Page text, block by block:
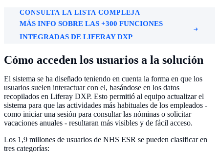
CONSULTA LA LISTA COMPLEJA
MÁS INFO SOBRE LAS +300 FUNCIONES
INTEGRADAS DE LIFERAY DXP
Cómo acceden los usuarios a la solución
El sistema se ha diseñado teniendo en cuenta la forma en que los
usuarios suelen interactuar con el, basándose en los datos
recopilados en Liferay DXP. Esto permitió al equipo actualizar el
sistema para que las actividades más habituales de los empleados -
como iniciar una sesión para consultar las nóminas o solicitar
vacaciones anuales - resultaran más visibles y de fácil acceso.
Los 1,9 millones de usuarios de NHS ESR se pueden clasificar en
tres categorías: